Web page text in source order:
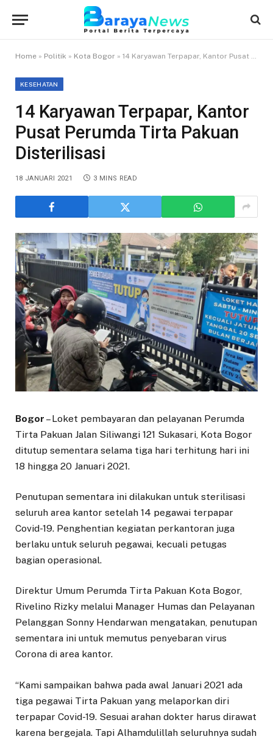
Home » Politik » Kota Bogor » 14 Karyawan Terpapar, Kantor Pusat Perumda Tirta Pakuan Disterilisasi
KESEHATAN
14 Karyawan Terpapar, Kantor
Pusat Perumda Tirta Pakuan
Disterilisasi
18 JANUARI 2021 3 MINS READ
Bogor – Loket pembayaran dan pelayanan Perumda
Tirta Pakuan Jalan Siliwangi 121 Sukasari, Kota Bogor
ditutup sementara selama tiga hari terhitung hari ini
18 hingga 20 Januari 2021.
Penutupan sementara ini dilakukan untuk sterilisasi
seluruh area kantor setelah 14 pegawai terpapar
Covid-19. Penghentian kegiatan perkantoran juga
berlaku untuk seluruh pegawai, kecuali petugas
bagian operasional.
Direktur Umum Perumda Tirta Pakuan Kota Bogor,
Rivelino Rizky melalui Manager Humas dan Pelayanan
Pelanggan Sonny Hendarwan mengatakan, penutupan
sementara ini untuk memutus penyebaran virus
Corona di area kantor.
“Kami sampaikan bahwa pada awal Januari 2021 ada
tiga pegawai Tirta Pakuan yang melaporkan diri
terpapar Covid-19. Sesuai arahan dokter harus dirawat
karena bergejala. Tapi Alhamdulillah seluruhnya sudah